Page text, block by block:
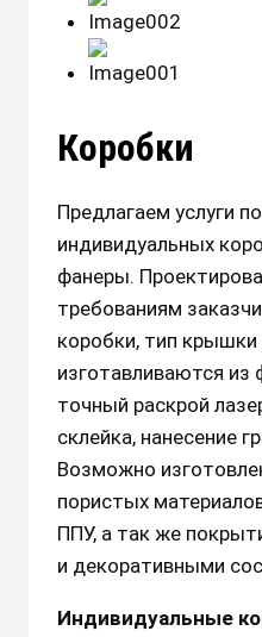
Коробки
Предлагаем услуги
индивидуальных
фанеры.
требованиям
коробки, тип
изготавливаются из
точный раскрой
склейка, нанесение
Возможно
пористых
ППУ, а так же
и декоративными
Индивидуальные